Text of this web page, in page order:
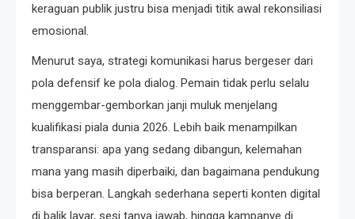
keraguan publik justru bisa menjadi titik awal rekonsiliasi
emosional.
Menurut saya, strategi komunikasi harus bergeser dari
pola defensif ke pola dialog. Pemain tidak perlu selalu
menggembar-gemborkan janji muluk menjelang
kualifikasi piala dunia 2026. Lebih baik menampilkan
transparansi: apa yang sedang dibangun, kelemahan
mana yang masih diperbaiki, dan bagaimana pendukung
bisa berperan. Langkah sederhana seperti konten digital
di balik layar, sesi tanya jawab, hingga kampanye di